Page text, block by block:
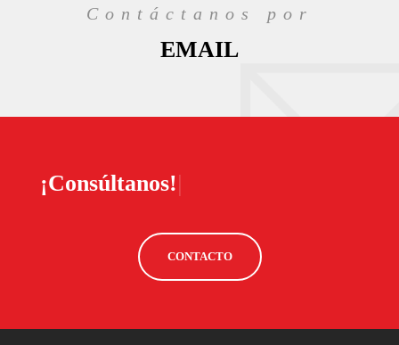
Contáctanos por
EMAIL
¿Todavía tienes
CONTACTO